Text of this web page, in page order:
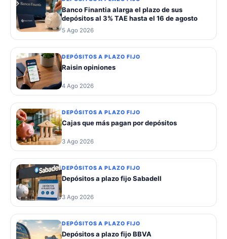
Banco Finantia alarga el plazo de sus
depósitos al 3% TAE hasta el 16 de agosto
5 Ago 2026
DEPÓSITOS A PLAZO FIJO
Raisin opiniones
4 Ago 2026
DEPÓSITOS A PLAZO FIJO
Cajas que más pagan por depósitos
3 Ago 2026
DEPÓSITOS A PLAZO FIJO
Depósitos a plazo fijo Sabadell
3 Ago 2026
DEPÓSITOS A PLAZO FIJO
Depósitos a plazo fijo BBVA